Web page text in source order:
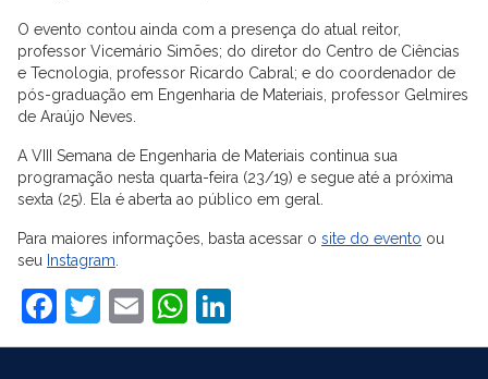
O evento contou ainda com a presença do atual reitor,
professor Vicemário Simões; do diretor do Centro de Ciências
e Tecnologia, professor Ricardo Cabral; e do coordenador de
pós-graduação em Engenharia de Materiais, professor Gelmires
de Araújo Neves.
A VIII Semana de Engenharia de Materiais continua sua
programação nesta quarta-feira (23/19) e segue até a próxima
sexta (25). Ela é aberta ao público em geral.
Para maiores informações, basta acessar o site do evento ou
seu Instagram
Facebook
Twitter
EmailWhatsApp